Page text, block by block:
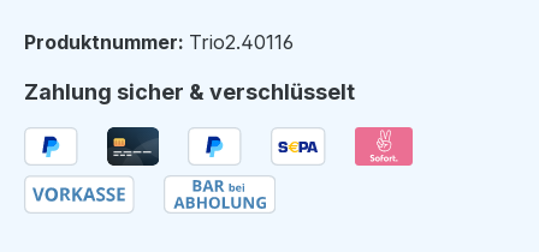
Produktnummer: Trio2.40116
Zahlung sicher & verschlüsselt